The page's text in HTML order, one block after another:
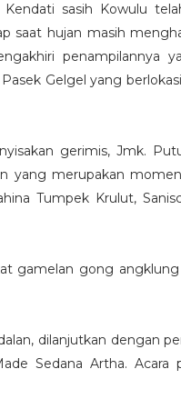
sasih Kowulu
saat hujan masih
penampilannya
Gelgel yang
gerimis, Jmk.
yang merupakan
Tumpek Krulut,
gamelan gong
dilanjutkan dengan
Sedana Artha.